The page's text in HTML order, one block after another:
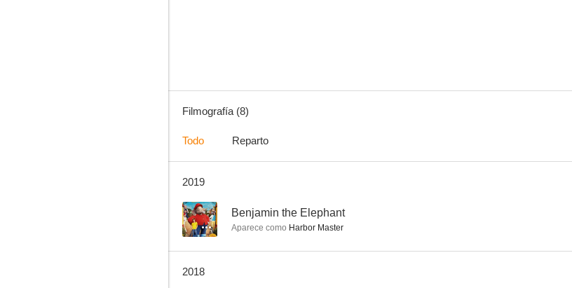
Filmografía (8)
Todo Reparto
2019
-- Benjamin the Elephant
Aparece como Harbor Master
2018